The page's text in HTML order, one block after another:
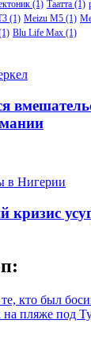
(1) Таатта (1)
(1) Meizu M5 (1)
Blu Life Max (1)
кризис